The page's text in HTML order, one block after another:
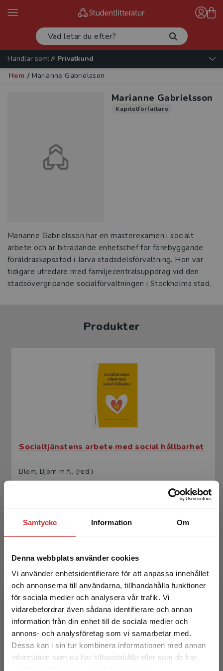
Samtycke Information Om
Denna webbplats använder cookies
Vi använder enhetsidentifierare för att anpassa innehållet
och annonserna till användarna, tillhandahålla funktioner
för sociala medier och analysera vår trafik. Vi
vidarebefordrar även sådana identifierare och annan
information från din enhet till de sociala medier och
annons- och analysföretag som vi samarbetar med.
Dessa kan i sin tur kombinera informationen med annan
information som du har tillhandahållit eller som de har
Begränsad fraktregion
Det verkar som att du besöker
Handlar som:
Privatkund
Hem / Marianne Gabrielsson
Marianne Gabrielsson
Kapitelförfattare
Marianne Gabrielsson har en masterexamen i socialt
arbete och är biträdande enhetschef för förebyggande
föräldraskapsstöd i Järva stadsdelsförvaltning. Hon var
tidigare utredare med familjecentralsuppdrag vid den
stadsövergripande socialförvaltningen i Stockholms stad.
Produkter
Socialtjänstens arbete med social hållbarhet
Blom, Björn m.fl. (red.)
Socialtjänstens arbete med social hållbarhet
Blom, Björn m.fl. (red.)
226 krinkl. moms
Exkl. moms: 213 kr